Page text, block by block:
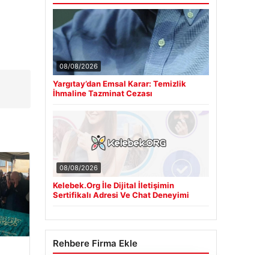
08/08/2026
Yargıtay’dan Emsal Karar: Temizlik
İhmaline Tazminat Cezası
08/08/2026
Kelebek.Org İle Dijital İletişimin
Sertifikalı Adresi Ve Chat Deneyimi
Rehbere Firma Ekle